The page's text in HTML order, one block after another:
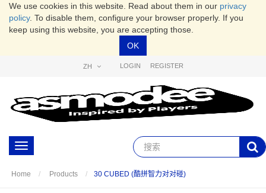
We use cookies in this website. Read about them in our privacy
policy. To disable them, configure your browser properly. If you
keep using this website, you are accepting those.
OK
ZH LOGIN REGISTER
Toggle
navigation
Home Products 30 CUBED (酷拼智力对对碰)